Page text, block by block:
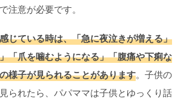
注意が必要です。
じている時は、「急に夜泣きが増える」
「爪を噛むようになる」「腹痛や下痢な
様子が見られることがあります。子供の
られたら、パパママは子供とゆっくり話